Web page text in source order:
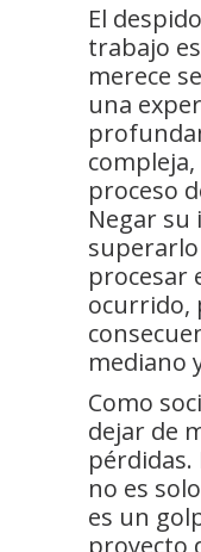
El
trabajo
merece
una
proceso
Negar
superarlo
procesar
ocurrido,
mediano
Como
dejar de
pérdidas.
no es
es un
proyecto